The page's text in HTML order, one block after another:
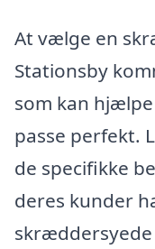
At vælge en
Stationsby
som kan
passe perfekt.
de specifikke
deres kunder